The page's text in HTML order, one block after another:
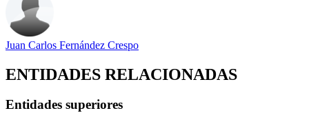
Juan Carlos Fernández Crespo
ENTIDADES RELACIONADAS
Entidades superiores